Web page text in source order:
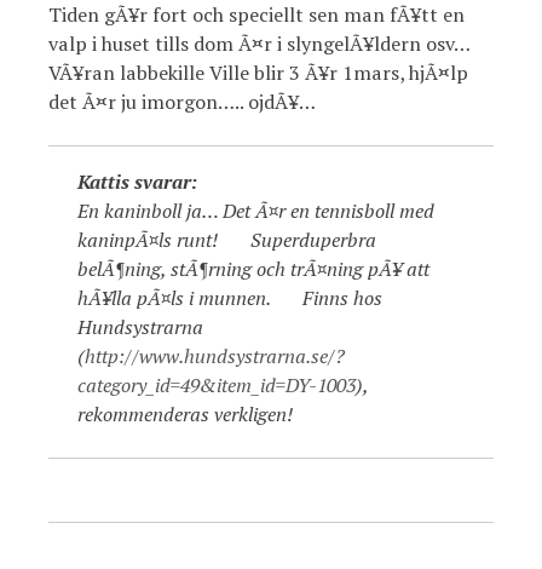
Tiden gÃ¥r fort och speciellt sen man fÃ¥tt en
valp i huset tills dom Ã¤r i slyngelÃ¥ldern osv…
VÃ¥ran labbekille Ville blir 3 Ã¥r 1mars, hjÃ¤lp
det Ã¤r ju imorgon….. ojdÃ¥…
Kattis svarar:
En kaninboll ja… Det Ã¤r en tennisboll med
kaninpÃ¤ls runt!
Superduperbra
belÃ¶ning, stÃ¶rning och trÃ¤ning pÃ¥ att
hÃ¥lla pÃ¤ls i munnen.
Finns hos
Hundsystrarna
(http://www.hundsystrarna.se/?
category_id=49&item_id=DY-1003),
rekommenderas verkligen!